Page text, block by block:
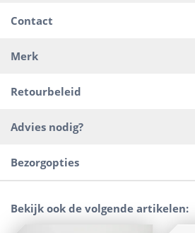
Contact
Merk
Retourbeleid
Advies nodig?
Bezorgopties
Bekijk ook de volgende artikelen: